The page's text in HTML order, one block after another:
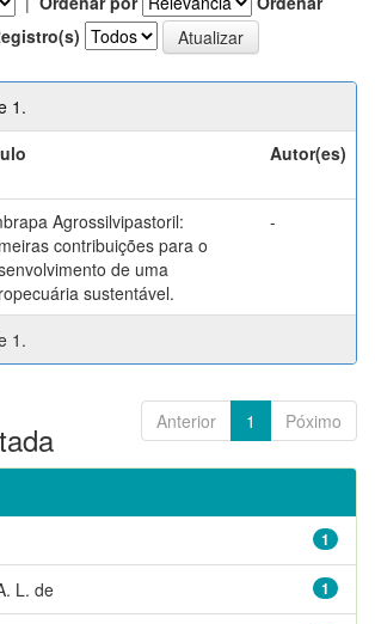
1.
Autor(es)
Agrossilvipastoril:
contribuições para o
de uma
sustentável.
-
1.
Anterior 1 Póximo
1
1
L. de